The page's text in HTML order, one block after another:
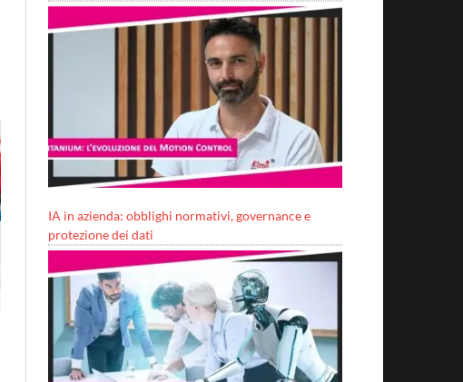
IA in azienda: obblighi normativi, governance e
protezione dei dati